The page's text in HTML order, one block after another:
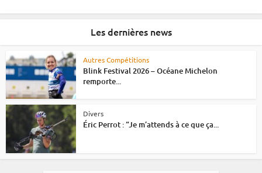
Les dernières news
Autres Compétitions
Blink Festival 2026 – Océane Michelon
remporte...
Divers
Éric Perrot : “Je m’attends à ce que ça...